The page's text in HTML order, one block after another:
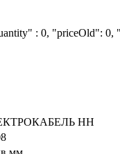
: 0, "priceOld": 0,
НН